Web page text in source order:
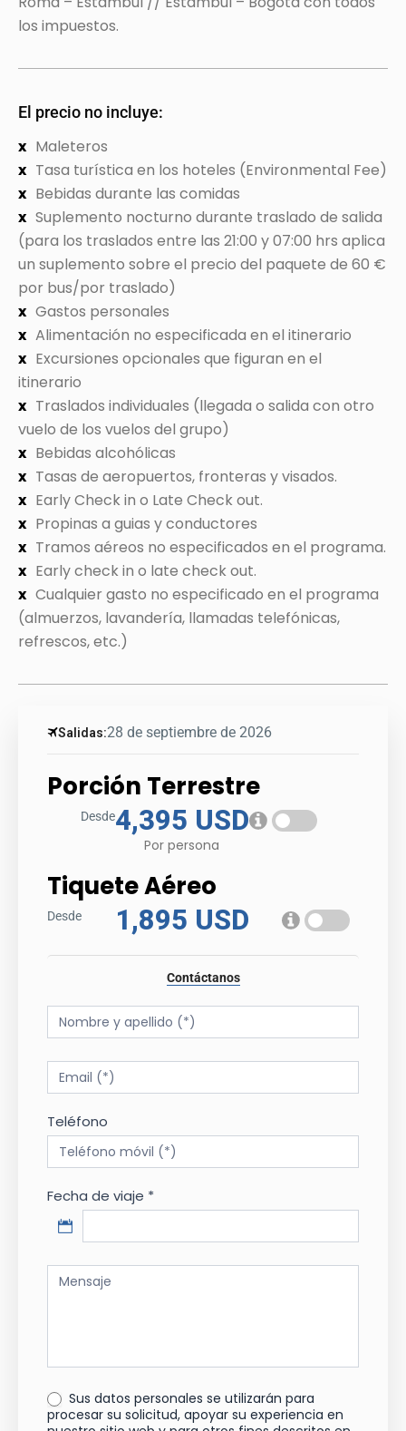
los impuestos.
El precio no incluye:
Maleteros
Tasa turística en los hoteles (Environmental Fee)
Bebidas durante las comidas
Suplemento nocturno durante traslado de salida
(para los traslados entre las 21:00 y 07:00 hrs aplica
un suplemento sobre el precio del paquete de 60 €
por bus/por traslado)
Gastos personales
Alimentación no especificada en el itinerario
Excursiones opcionales que figuran en el
itinerario
Traslados individuales (llegada o salida con otro
vuelo de los vuelos del grupo)
Bebidas alcohólicas
Tasas de aeropuertos, fronteras y visados.
Early Check in o Late Check out.
Propinas a guias y conductores
Tramos aéreos no especificados en el programa.
Early check in o late check out.
Cualquier gasto no especificado en el programa
(almuerzos, lavandería, llamadas telefónicas,
refrescos, etc.)
Salidas:28 de septiembre de 2026
Porción Terrestre
Desde4,395 USD
Por persona
Tiquete Aéreo
Desde 1,895 USD
Contáctanos
Tour
Form
Teléfono
Fecha de viaje *
Sus datos personales se utilizarán para
procesar su solicitud, apoyar su experiencia en